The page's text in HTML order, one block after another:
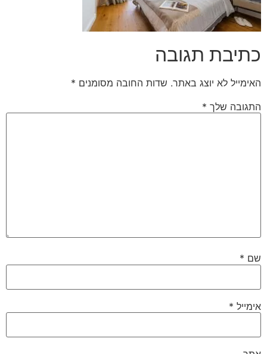
כתיבת תגובה
האימייל לא יוצג באתר. שדות החובה מסומנים *
התגובה שלך *
שם *
אימייל *